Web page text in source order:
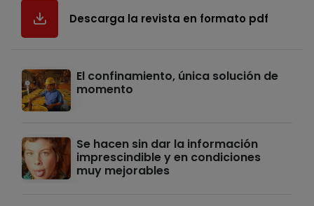
Descarga la revista en formato pdf
El confinamiento, única solución de
momento
Se hacen sin dar la información
imprescindible y en condiciones
muy mejorables